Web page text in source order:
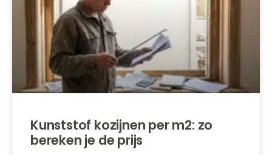
Kunststof kozijnen per m2: zo
bereken je de prijs